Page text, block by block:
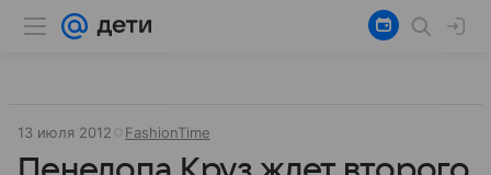
13 июля 2012 FashionTime